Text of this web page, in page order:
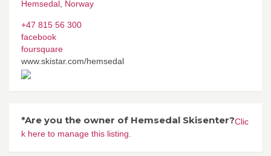
Hemsedal, Norway
+47 815 56 300
facebook
foursquare
www.skistar.com/hemsedal
*Are you the owner of Hemsedal Skisenter?Clic
k here to manage this listing.